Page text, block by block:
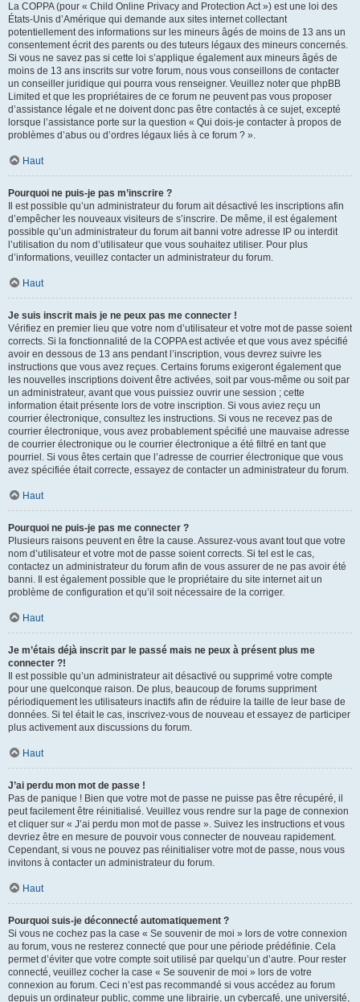
La COPPA (pour « Child Online Privacy and Protection Act ») est une loi des
États-Unis d’Amérique qui demande aux sites internet collectant
potentiellement des informations sur les mineurs âgés de moins de 13 ans un
consentement écrit des parents ou des tuteurs légaux des mineurs concernés.
Si vous ne savez pas si cette loi s’applique également aux mineurs âgés de
moins de 13 ans inscrits sur votre forum, nous vous conseillons de contacter
un conseiller juridique qui pourra vous renseigner. Veuillez noter que phpBB
Limited et que les propriétaires de ce forum ne peuvent pas vous proposer
d’assistance légale et ne doivent donc pas être contactés à ce sujet, excepté
lorsque l’assistance porte sur la question « Qui dois-je contacter à propos de
problèmes d’abus ou d’ordres légaux liés à ce forum ? ».
Haut
Pourquoi ne puis-je pas m’inscrire ?
Il est possible qu’un administrateur du forum ait désactivé les inscriptions afin
d’empêcher les nouveaux visiteurs de s’inscrire. De même, il est également
possible qu’un administrateur du forum ait banni votre adresse IP ou interdit
l’utilisation du nom d’utilisateur que vous souhaitez utiliser. Pour plus
d’informations, veuillez contacter un administrateur du forum.
Haut
Je suis inscrit mais je ne peux pas me connecter !
Vérifiez en premier lieu que votre nom d’utilisateur et votre mot de passe soient
corrects. Si la fonctionnalité de la COPPA est activée et que vous avez spécifié
avoir en dessous de 13 ans pendant l’inscription, vous devrez suivre les
instructions que vous avez reçues. Certains forums exigeront également que
les nouvelles inscriptions doivent être activées, soit par vous-même ou soit par
un administrateur, avant que vous puissiez ouvrir une session ; cette
information était présente lors de votre inscription. Si vous aviez reçu un
courrier électronique, consultez les instructions. Si vous ne recevez pas de
courrier électronique, vous avez probablement spécifié une mauvaise adresse
de courrier électronique ou le courrier électronique a été filtré en tant que
pourriel. Si vous êtes certain que l’adresse de courrier électronique que vous
avez spécifiée était correcte, essayez de contacter un administrateur du forum.
Haut
Pourquoi ne puis-je pas me connecter ?
Plusieurs raisons peuvent en être la cause. Assurez-vous avant tout que votre
nom d’utilisateur et votre mot de passe soient corrects. Si tel est le cas,
contactez un administrateur du forum afin de vous assurer de ne pas avoir été
banni. Il est également possible que le propriétaire du site internet ait un
problème de configuration et qu’il soit nécessaire de la corriger.
Haut
Je m’étais déjà inscrit par le passé mais ne peux à présent plus me
connecter ?!
Il est possible qu’un administrateur ait désactivé ou supprimé votre compte
pour une quelconque raison. De plus, beaucoup de forums suppriment
périodiquement les utilisateurs inactifs afin de réduire la taille de leur base de
données. Si tel était le cas, inscrivez-vous de nouveau et essayez de participer
plus activement aux discussions du forum.
Haut
J’ai perdu mon mot de passe !
Pas de panique ! Bien que votre mot de passe ne puisse pas être récupéré, il
peut facilement être réinitialisé. Veuillez vous rendre sur la page de connexion
et cliquer sur « J’ai perdu mon mot de passe ». Suivez les instructions et vous
devriez être en mesure de pouvoir vous connecter de nouveau rapidement.
Cependant, si vous ne pouvez pas réinitialiser votre mot de passe, nous vous
invitons à contacter un administrateur du forum.
Haut
Pourquoi suis-je déconnecté automatiquement ?
Si vous ne cochez pas la case « Se souvenir de moi » lors de votre connexion
au forum, vous ne resterez connecté que pour une période prédéfinie. Cela
permet d’éviter que votre compte soit utilisé par quelqu’un d’autre. Pour rester
connecté, veuillez cocher la case « Se souvenir de moi » lors de votre
connexion au forum. Ceci n’est pas recommandé si vous accédez au forum
depuis un ordinateur public, comme une librairie, un cybercafé, une université,